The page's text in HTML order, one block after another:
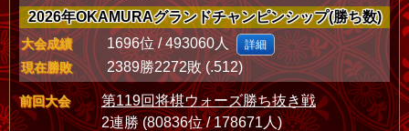
2026年OKAMURAグランドチャンピンシップ(勝ち数)
大会成績 1696位 / 493060人 詳細
現在勝敗 2389勝2272敗 (.512)
前回大会
第119回将棋ウォーズ勝ち抜き戦
2連勝 (80836位 / 178671人)